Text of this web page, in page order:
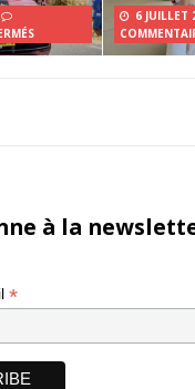
6 JUILLET
à la
*